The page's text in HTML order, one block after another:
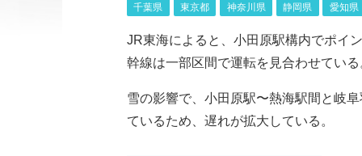
千葉県 東京都 神奈川県 静岡県 愛知県
JR東海によると、小田原駅構内でポイ
幹線は一部区間で運転を見合わせている
雪の影響で、小田原駅〜熱海駅間と岐
ているため、遅れが拡大している。